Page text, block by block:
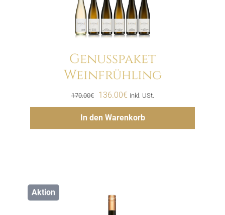
Genusspaket
Weinfrühling
170.00€
Ursprünglicher
Preis
war:
136.00€Aktueller
Preis
ist:
inkl. USt.
In den Warenkorb
Menge
Hinzufügen
Aktion